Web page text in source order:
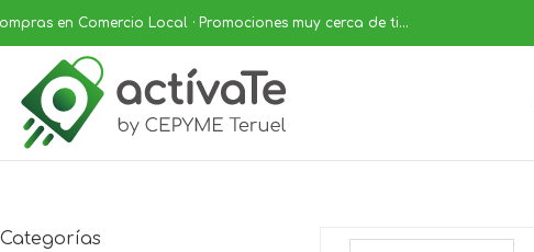
en Comercio Local · Promociones muy cerca de ti...
Categorías